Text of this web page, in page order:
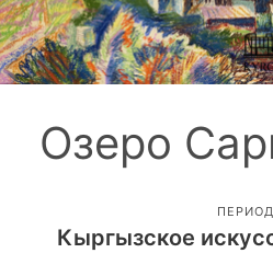
Озеро
ПЕРИОД
Кыргызское